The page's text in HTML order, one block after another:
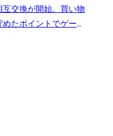
互交換が開始。買い物
めたポイントでゲーム